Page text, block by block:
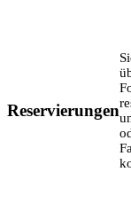
Reservierungen